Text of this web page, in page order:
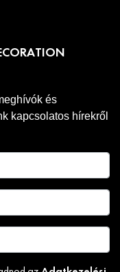
és
kapcsolatos hírekről